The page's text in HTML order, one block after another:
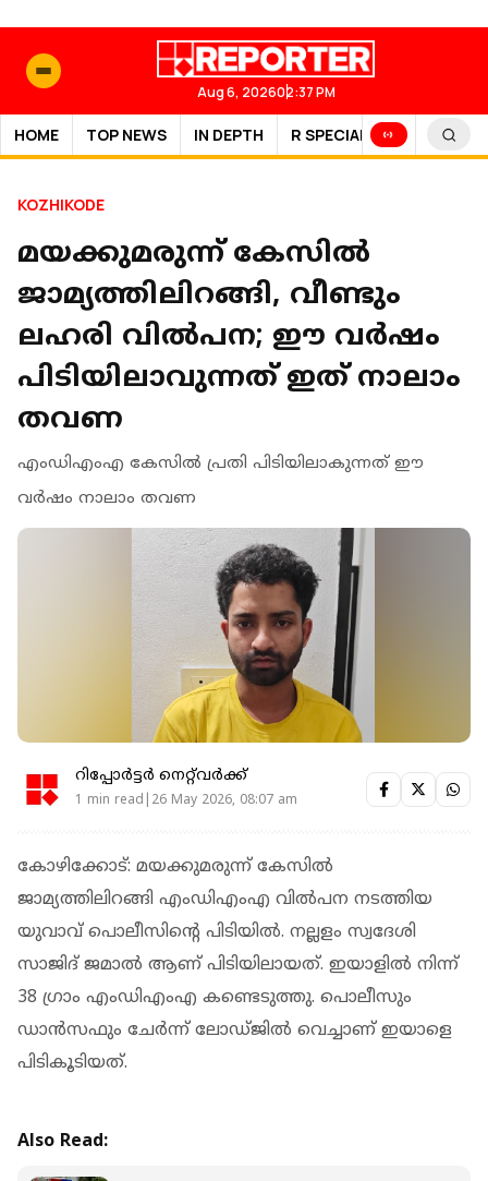
Aug 6, 202602:37 PM
HOME TOP NEWS IN DEPTH R SPECIAL SPORTS
KOZHIKODE
മയക്കുമരുന്ന് കേസിൽ
ജാമ്യത്തിലിറങ്ങി, വീണ്ടും
ലഹരി വിൽപന; ഈ വർഷം
പിടിയിലാവുന്നത് ഇത് നാലാം
തവണ
എംഡിഎംഎ കേസിൽ പ്രതി പിടിയിലാകുന്നത് ഈ
വർഷം നാലാം തവണ
റിപ്പോർട്ടർ നെറ്റ്‌വര്‍ക്ക്‌
1 min read|26 May 2026, 08:07 am
കോഴിക്കോട്: മയക്കുമരുന്ന് കേസിൽ
ജാമ്യത്തിലിറങ്ങി എംഡിഎംഎ വിൽപന നടത്തിയ
യുവാവ് പൊലീസിൻ്റെ പിടിയിൽ. നല്ലളം സ്വദേശി
സാജിദ് ജമാൽ ആണ് പിടിയിലായത്. ഇയാളിൽ നിന്ന്
38 ഗ്രാം എംഡിഎംഎ കണ്ടെടുത്തു. പൊലീസും
ഡാൻസഫും ചേർന്ന് ലോഡ്ജിൽ വെച്ചാണ് ഇയാളെ
പിടികൂടിയത്.
Also Read: